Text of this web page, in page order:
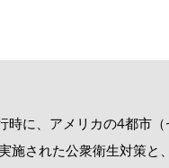
に、アメリカの4都市
施された公衆衛生対策と